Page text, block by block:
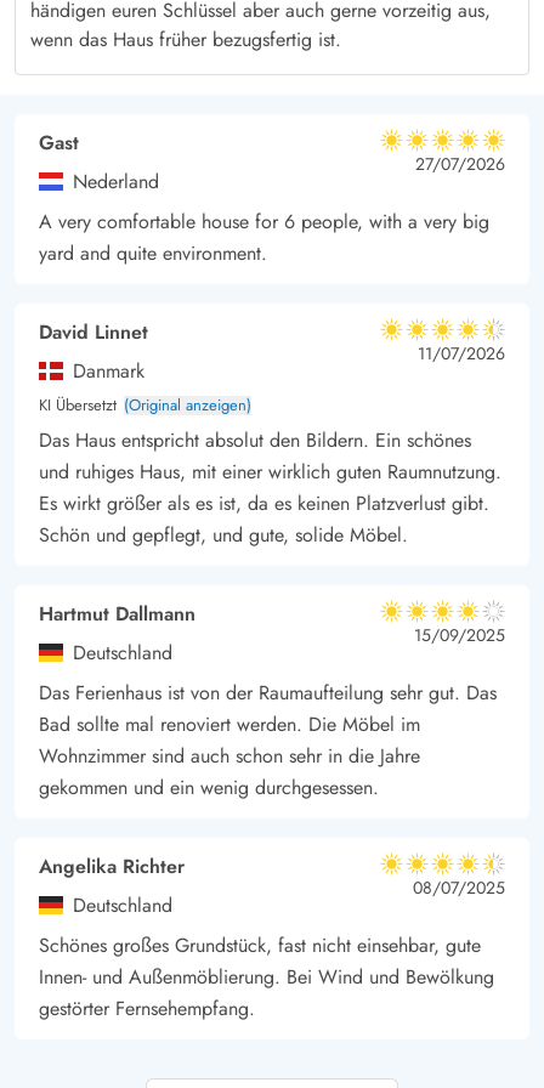
abenteuerlichen Wanderungen und Erkundungstouren ein.
Weitere Attraktionen wie Golf, Reiten oder kulturelle Erlebnisse
befinden sich in der weiteren Umgebung und sorgen für
händigen euren Schlüssel aber auch gerne vorzeitig aus,
wenn das Haus früher bezugsfertig ist.
Gast
Nederland
5 von 5
5 von 5
5 out of 5
27/07/2026
A very comfortable house for 6 people, with a very big
yard and quite environment.
David Linnet
Danmark
KI Übersetzt (Original anzeigen)
4.5 von 5
4.5 von 5
4.5 out of 5
11/07/2026
Das Haus entspricht absolut den Bildern. Ein schönes
und ruhiges Haus, mit einer wirklich guten Raumnutzung.
Es wirkt größer als es ist, da es keinen Platzverlust gibt.
Schön und gepflegt, und gute, solide Möbel.
Hartmut Dallmann
Deutschland
4 von 5
4 von 5
4 out of 5
15/09/2025
Das Ferienhaus ist von der Raumaufteilung sehr gut. Das
Bad sollte mal renoviert werden. Die Möbel im
Wohnzimmer sind auch schon sehr in die Jahre
gekommen und ein wenig durchgesessen.
Angelika Richter
Deutschland
4.5 von 5
4.5 von 5
4.5 out of 5
08/07/2025
Schönes großes Grundstück, fast nicht einsehbar, gute
Innen- und Außenmöblierung. Bei Wind und Bewölkung
gestörter Fernsehempfang.